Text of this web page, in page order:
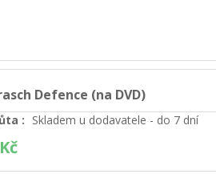
Defence (na DVD)
: Skladem u dodavatele - do 7 dní